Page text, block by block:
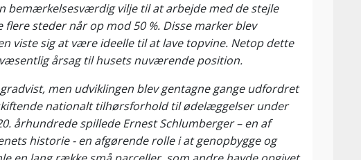
bemærkelsesværdig vilje til at arbejde med de stejle
steder når op mod 50 %. Disse marker blev
viste sig at være ideelle til at lave topvine. Netop dette
årsag til husets nuværende position.
men udviklingen blev gentagne gange udfordret
nationalt tilhørsforhold til ødelæggelser under
århundrede spillede Ernest Schlumberger – en af
historie - en afgørende rolle i at genopbygge og